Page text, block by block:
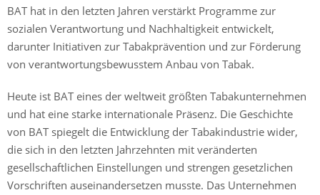
BAT hat in den letzten Jahren verstärkt Programme zur
sozialen Verantwortung und Nachhaltigkeit entwickelt,
darunter Initiativen zur Tabakprävention und zur Förderung
von verantwortungsbewusstem Anbau von Tabak.
Heute ist BAT eines der weltweit größten Tabakunternehmen
und hat eine starke internationale Präsenz. Die Geschichte
von BAT spiegelt die Entwicklung der Tabakindustrie wider,
die sich in den letzten Jahrzehnten mit veränderten
gesellschaftlichen Einstellungen und strengen gesetzlichen
Vorschriften auseinandersetzen musste. Das Unternehmen